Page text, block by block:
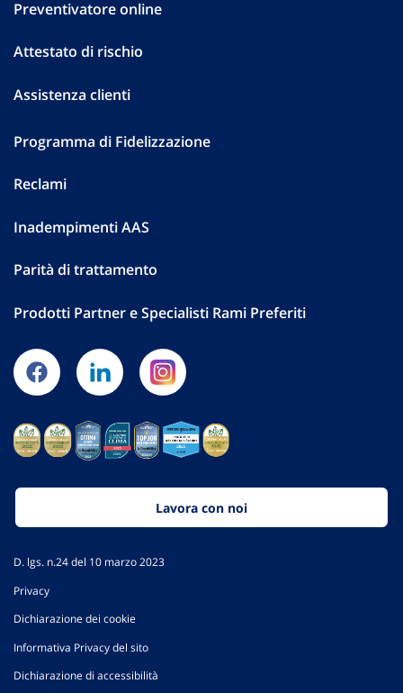
Preventivatore online
Attestato di rischio
Assistenza clienti
Programma di Fidelizzazione
Reclami
Inadempimenti AAS
Parità di trattamento
Prodotti Partner e Specialisti Rami Preferiti
Lavora con noi
D. lgs. n.24 del 10 marzo 2023
Privacy
Dichiarazione dei cookie
Informativa Privacy del sito
Dichiarazione di accessibilità